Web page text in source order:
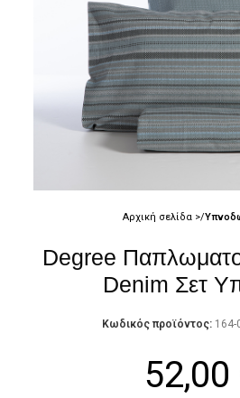
Αρχική σελίδα
Degree
Denim Σετ
Κωδικός προϊόντος: 164-
52,00